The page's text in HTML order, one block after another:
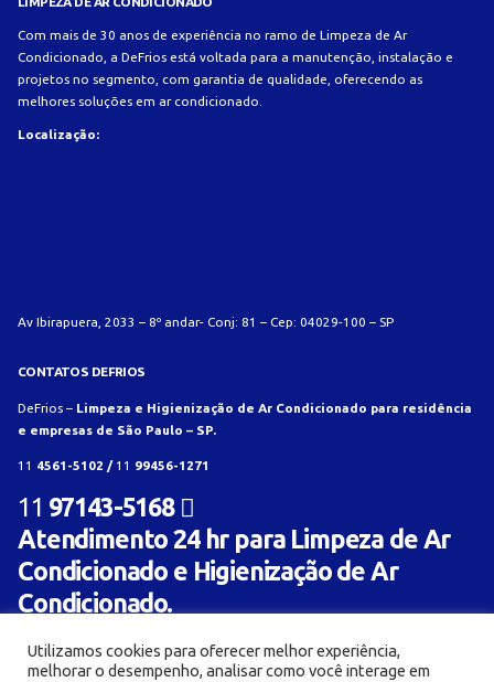
Com mais de 30 anos de experiência no ramo de Limpeza de Ar
Condicionado, a DeFrios está voltada para a manutenção, instalação e
projetos no segmento, com garantia de qualidade, oferecendo as
melhores soluções em ar condicionado.
Localização:
Av Ibirapuera, 2033 – 8º andar- Conj: 81 – Cep: 04029-100 – SP
CONTATOS DEFRIOS
DeFrios – Limpeza e Higienização de Ar Condicionado para residência
e empresas de São Paulo – SP.
11 4561-5102 / 11 99456-1271
11 97143-5168
Atendimento 24 hr para Limpeza de Ar
Condicionado e Higienização de Ar
Condicionado.
Utilizamos cookies para oferecer melhor experiência,
melhorar o desempenho, analisar como você interage em